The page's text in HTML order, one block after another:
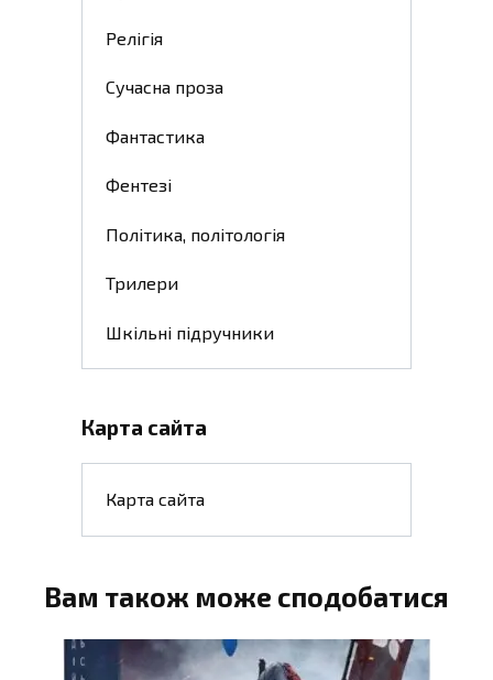
Релігія
Сучасна проза
Фантастика
Фентезі
Політика, політологія
Трилери
Шкільні підручники
Карта сайта
Карта сайта
Вам також може сподобатися